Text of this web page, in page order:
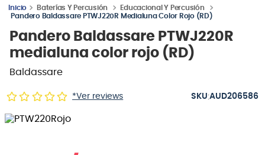
Baterías Y Percusión
Educacional Y Percusión
Pandero Baldassare PTWJ220R Medialuna Color Rojo (RD)
Pandero Baldassare PTWJ220R
medialuna color rojo (RD)
Baldassare
*Ver reviews :AUD206586